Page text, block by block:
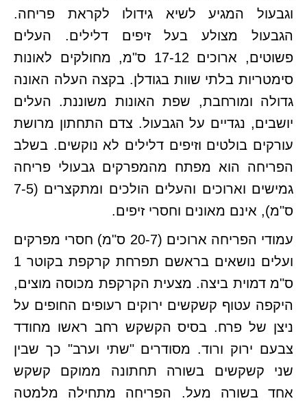
וגבעול המגיע לשיא גידולו לקראת פריחה.
הגבעול מצולע בעל זיפים דלילים. העלים
פשוטים, ארוכים 17-12 ס"מ, מחולקים לאונות
סימטריות בלתי שוות בגודלן. בקצה העלה האונה
גדולה ומורחבת, שפת האונות משוננת. העלים
יושבים, נגדיים על הגבעול. צדם התחתון מרושת
עורקים בולטים וזיפים דלילים לא נוקשים. בשלב
הפריחה הוא מפתח מהמפרקים גבעולי פריחה
גמישים וארוכים והעלים הולכים ומתקצרים (7-5
ס"מ), אינם מאונים וחסרי זיפים.
עמודי הפריחה ארוכים (20-7 ס"מ) חסרי מפרקים
ועלים נושאים בראשם תפרחת קרקפת בקוטר 1
ס"מ דמוית ביצה. מצעית הקרקפת מכוסה מוצים,
היקפה עטוף קשקשים ירוקים רעופים החופים על
ניצן של פרח. בסיס הקשקש רחב ראשו מחודד
צבעם ירוק ורוד. מסודרים "שתי וערב" כך שבין
שני קשקשים בשורה תחתונה ממוקם קשקש
אחד בשורה מעל. הפריחה מתחילה מלמטה